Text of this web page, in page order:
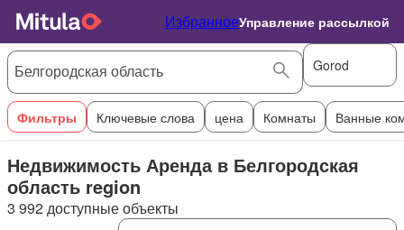
ИзбранноеУправление рассылкой
Gorod
Фильтры Ключевые слова цена Комнаты Ванные
Недвижимость Аренда в Белгородская
область region
3 992 доступные объекты